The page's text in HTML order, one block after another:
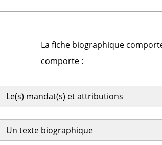
La fiche biographique
comporte :
Le(s) mandat(s) et attributions
Un texte biographique